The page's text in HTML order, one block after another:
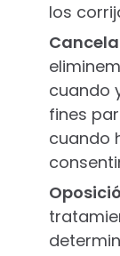
los
cuando
fines
cuando